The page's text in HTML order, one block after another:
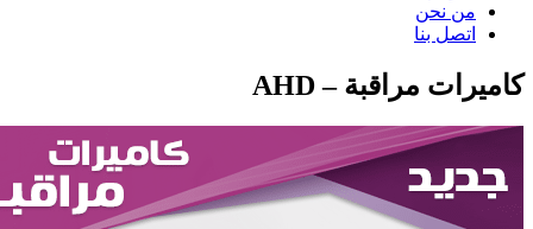
من نحن
اتصل بنا
كاميرات مراقبة – AHD